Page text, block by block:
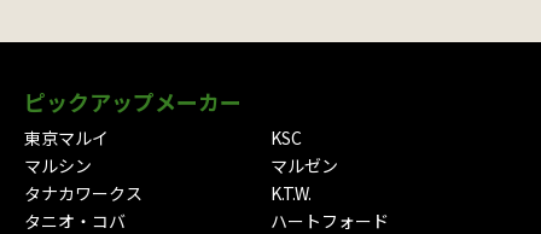
ピックアップメーカー
東京マルイ
KSC
マルシン
マルゼン
タナカワークス
K.T.W.
タニオ・コバ
ハートフォード